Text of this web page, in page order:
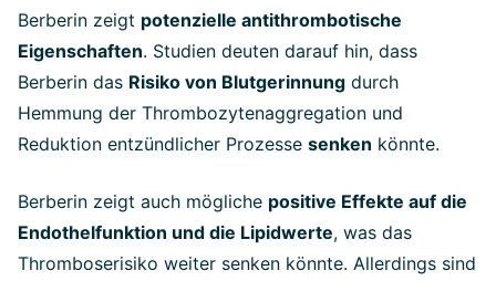
Berberin zeigt potenzielle antithrombotische
Eigenschaften. Studien deuten darauf hin, dass
Berberin das Risiko von Blutgerinnung durch
Hemmung der Thrombozytenaggregation und
Reduktion entzündlicher Prozesse senken könnte.
Berberin zeigt auch mögliche positive Effekte auf die
Endothelfunktion und die Lipidwerte, was das
Thromboserisiko weiter senken könnte. Allerdings sind